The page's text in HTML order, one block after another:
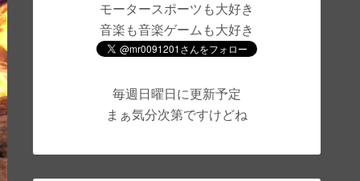
モータースポーツも大好き
音楽も音楽ゲームも大好き
毎週日曜日に更新予定
まぁ気分次第ですけどね